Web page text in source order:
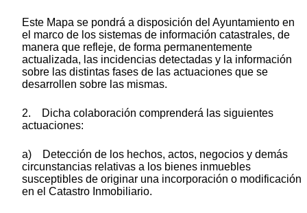
Este Mapa se pondrá a disposición del Ayuntamiento en
el marco de los sistemas de información catastrales, de
manera que refleje, de forma permanentemente
actualizada, las incidencias detectadas y la información
sobre las distintas fases de las actuaciones que se
desarrollen sobre las mismas.
2. Dicha colaboración comprenderá las siguientes
actuaciones:
a) Detección de los hechos, actos, negocios y demás
circunstancias relativas a los bienes inmuebles
susceptibles de originar una incorporación o modificación
en el Catastro Inmobiliario.